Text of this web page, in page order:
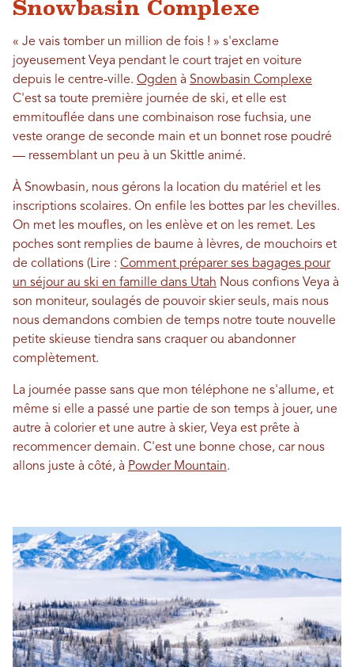
Snowbasin Complexe
« Je vais tomber un million de fois ! » s'exclame
joyeusement Veya pendant le court trajet en voiture
depuis le centre-ville. Ogden à Snowbasin Complexe
C'est sa toute première journée de ski, et elle est
emmitouflée dans une combinaison rose fuchsia, une
veste orange de seconde main et un bonnet rose poudré
— ressemblant un peu à un Skittle animé.
À Snowbasin, nous gérons la location du matériel et les
inscriptions scolaires. On enfile les bottes par les chevilles.
On met les moufles, on les enlève et on les remet. Les
poches sont remplies de baume à lèvres, de mouchoirs et
de collations (Lire : Comment préparer ses bagages pour
un séjour au ski en famille dans Utah Nous confions Veya à
son moniteur, soulagés de pouvoir skier seuls, mais nous
nous demandons combien de temps notre toute nouvelle
petite skieuse tiendra sans craquer ou abandonner
complètement.
La journée passe sans que mon téléphone ne s'allume, et
même si elle a passé une partie de son temps à jouer, une
autre à colorier et une autre à skier, Veya est prête à
recommencer demain. C'est une bonne chose, car nous
allons juste à côté, à Powder Mountain.